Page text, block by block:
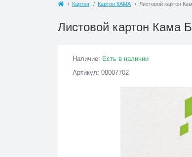
Картон Картон КАМА Листовой картон
Листовой картон Кама
Наличие: Есть в наличии
Артикул: 00007702